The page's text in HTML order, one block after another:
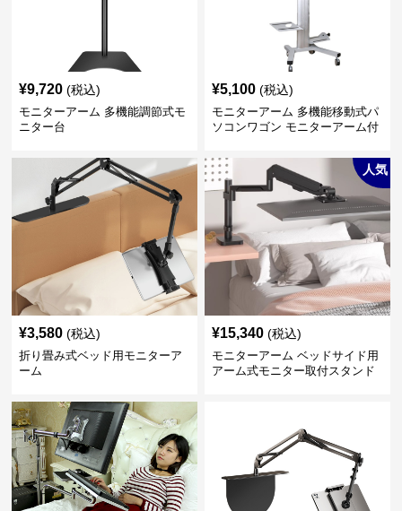
¥9,720 (税込)
モニターアーム 多機能調節式モ
ニター台
¥5,100 (税込)
モニターアーム 多機能移動式パ
ソコンワゴン モニターアーム付
¥3,580 (税込)
折り畳み式ベッド用モニターア
ーム
人気
¥15,340 (税込)
モニターアーム ベッドサイド用
アーム式モニター取付スタンド